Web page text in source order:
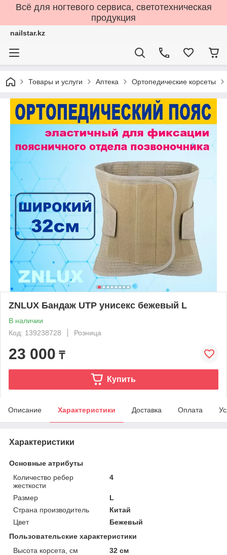
Всё для ногтевого сервиса, светотехническая
продукция
nailstar.kz
Товары и услуги Аптека Ортопедические корсеты
ZNLUX Бандаж UTP унисекс бежевый L
В наличии
Код: 139238728
Розница
23 000 ₸
Купить
Описание Характеристики Доставка Оплата
Характеристики
Основные атрибуты
Количество ребер
жесткости
4
Размер
L
Страна производитель
Китай
Цвет
Бежевый
Пользовательские характеристики
Высота корсета, см
32 см